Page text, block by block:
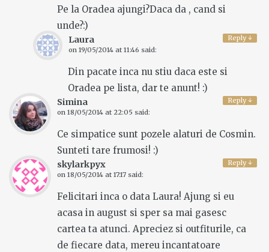
Pe la Oradea ajungi?Daca da , cand si
unde?:)
Reply↓
Laura
on 19/05/2014 at 11:46 said:
Din pacate inca nu stiu daca este si
Oradea pe lista, dar te anunt! :)
Reply↓
Simina
on 18/05/2014 at 22:05 said:
Ce simpatice sunt pozele alaturi de Cosmin.
Sunteti tare frumosi! :)
Reply↓
skylarkpyx
on 18/05/2014 at 17:17 said:
Felicitari inca o data Laura! Ajung si eu
acasa in august si sper sa mai gasesc
cartea ta atunci. Apreciez si outfiturile, ca
de fiecare data, mereu incantatoare